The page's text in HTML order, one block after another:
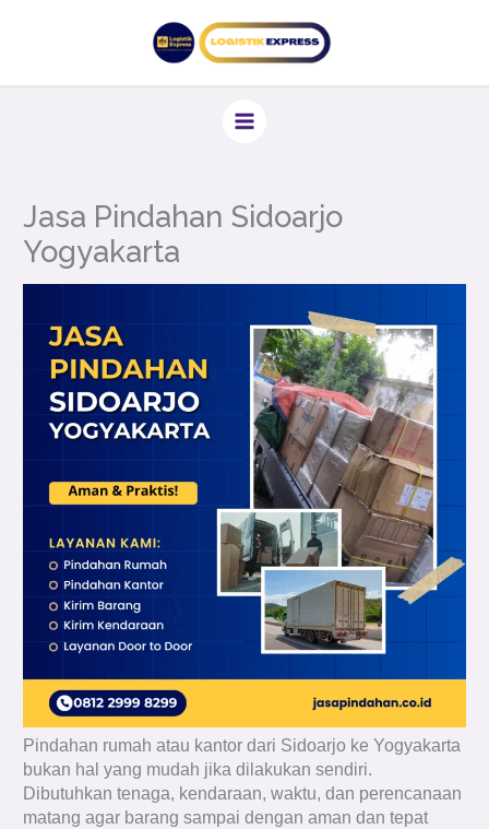
Jasa Pindahan Sidoarjo
Yogyakarta
Pindahan rumah atau kantor dari Sidoarjo ke Yogyakarta
bukan hal yang mudah jika dilakukan sendiri.
Dibutuhkan tenaga, kendaraan, waktu, dan perencanaan
matang agar barang sampai dengan aman dan tepat